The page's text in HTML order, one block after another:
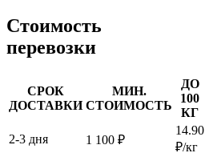
Стоимость
перевозки
СРОК
ДОСТАВКИ
МИН.
СТОИМОСТЬ
ДО
100
КГ
2-3 дня 1 100 ₽
14.90
₽/кг